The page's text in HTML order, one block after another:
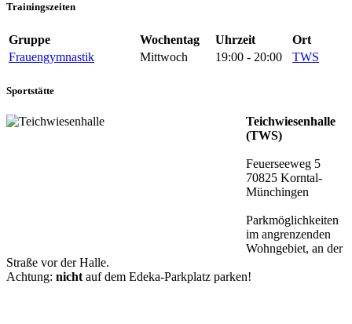
Trainingszeiten
Gruppe Wochentag Uhrzeit
Ort
Frauengymnastik
Mittwoch 19:00 - 20:00 TWS
Sportstätte
Teichwiesenhalle
(TWS)
Feuerseeweg 5
70825 Korntal-
Münchingen
Parkmöglichkeiten
im angrenzenden
Wohngebiet, an der
Straße vor der Halle.
Achtung: nicht auf dem Edeka-Parkplatz parken!